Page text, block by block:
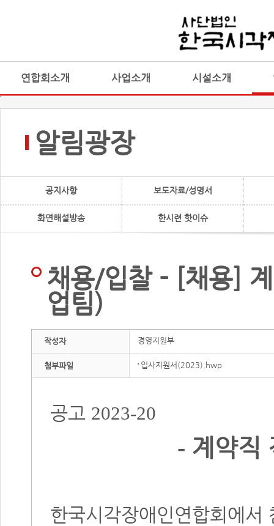
연합회소개 사업소개 시설소개
알림광장
공지사항 보도자료/성명서
화면해설방송 한시련 핫이슈
채용/입찰 - [채용]
업팀)
작성자 경영지원부
첨부파일 입사지원서(2023).hwp
공고 2023-20
- 계약직
한국시각장애인연합회에서